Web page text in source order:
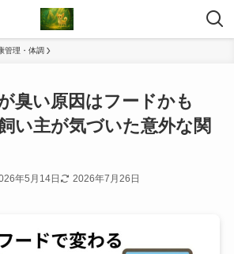
管理・体調
臭い原因はフードかも
飼い主が気づいた意外な関
年5月14日 2026年7月26日